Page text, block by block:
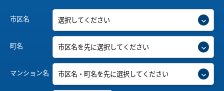
市区名
町名
マンション名